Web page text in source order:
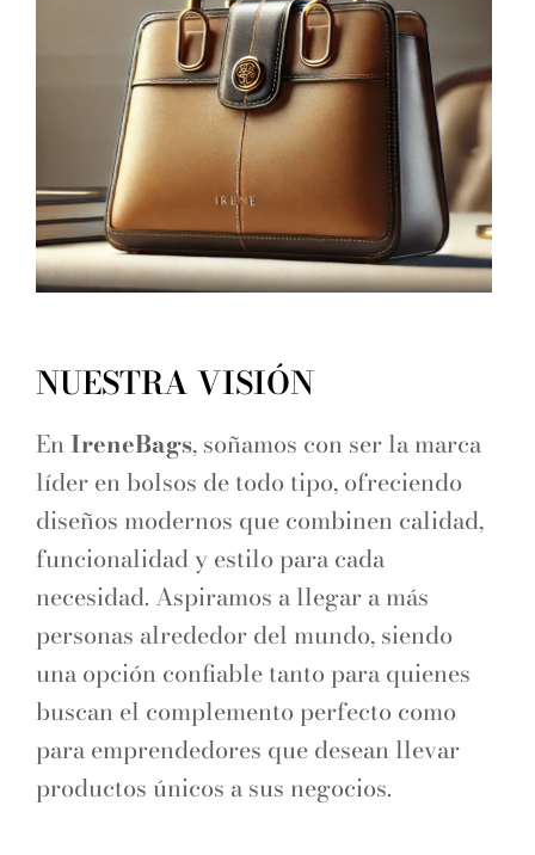
NUESTRA VISIÓN
EnIreneBags, soñamos con ser la marca
líder en bolsos de todo tipo, ofreciendo
diseños modernos que combinen calidad,
funcionalidad y estilo para cada
necesidad. Aspiramos a llegar a más
personas alrededor del mundo, siendo
una opción confiable tanto para quienes
buscan el complemento perfecto como
para emprendedores que desean llevar
productos únicos a sus negocios.